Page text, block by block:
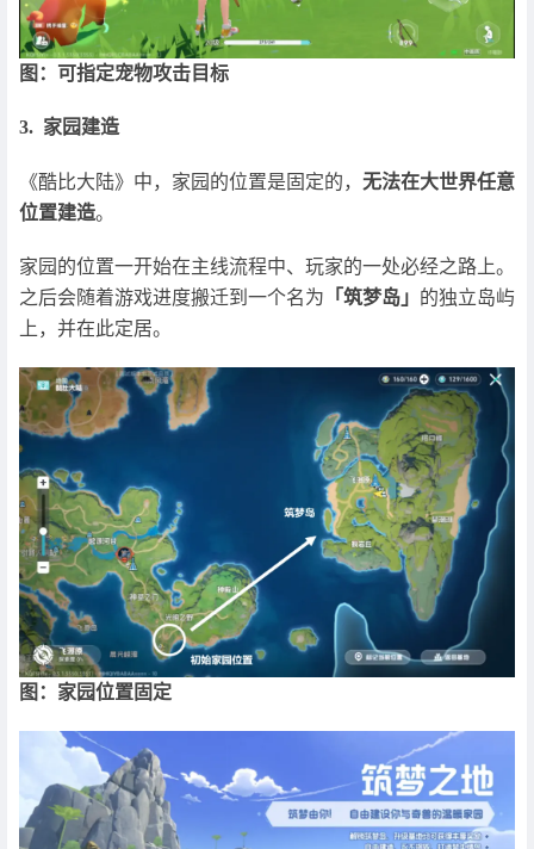
图：可指定宠物攻击目标
3. 家园建造
《酷比大陆》中，家园的位置是固定的， 无法在大世界任意
位置建造。
家园的位置一开始在主线流程中、玩家的一处必经之路上。
之后会随着游戏进度搬迁到一个名为 「筑梦岛」 的独立岛屿
上，并在此定居。
图：家园位置固定